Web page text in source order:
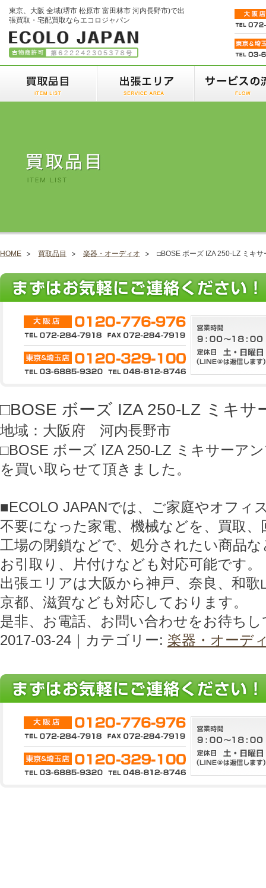
東京、大阪 全域(堺市 松原市 富田林市 河内長野市)で出
張買取・宅配買取ならエコロジャパン
HOME 買取品目 楽器・オーディオ □BOSE ボーズ IZA 250-LZ ミキサ
□BOSE ボーズ IZA 250-LZ ミキサ
地域：大阪府 河内長野市
□BOSE ボーズ IZA 250-LZ ミキサーア
を買い取らせて頂きました。
■ECOLO JAPANでは、ご家庭やオフィ
不要になった家電、機械などを、買取
工場の閉鎖などで、処分されたい商品な
お引取り、片付けなども対応可能です。
出張エリアは大阪から神戸、奈良、和歌
京都、滋賀なども対応しております。
是非、お電話、お問い合わせをお待ち
2017-03-24｜カテゴリー: 楽器・オーデ